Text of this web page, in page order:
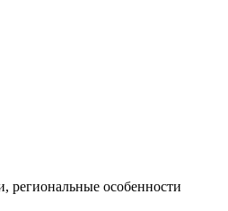
региональные особенности